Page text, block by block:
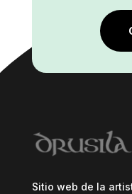
Sitio web de la